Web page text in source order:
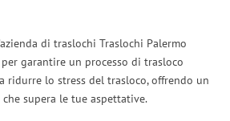
di traslochi Traslochi Palermo
garantire un processo di trasloco
ridurre lo stress del trasloco, offrendo un
supera le tue aspettative.